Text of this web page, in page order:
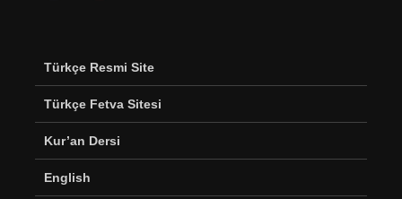
Türkçe Resmi Site
Türkçe Fetva Sitesi
Kur’an Dersi
English